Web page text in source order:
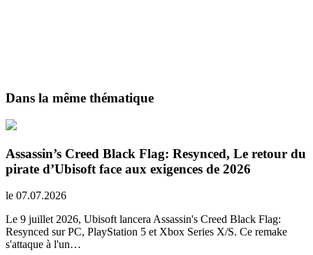
Dans la même thématique
Assassin’s Creed Black Flag: Resynced, Le retour du
pirate d’Ubisoft face aux exigences de 2026
le 07.07.2026
Le 9 juillet 2026, Ubisoft lancera Assassin's Creed Black Flag:
Resynced sur PC, PlayStation 5 et Xbox Series X/S. Ce remake
s'attaque à l'un…